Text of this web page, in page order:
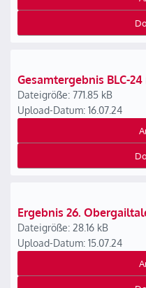
Gesamtergebnis BLC-24
Dateigröße: 771.85 kB
Upload-Datum: 16.07.24
Ergebnis 26.
Dateigröße: 28.16 kB
Upload-Datum: 15.07.24